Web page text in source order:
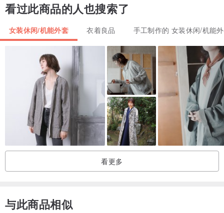
商 品 简 介
▫版型修身，拉长比例
▫每台电脑皆有些许色差，商品颜色以实物为准
保 养 须 知
▫建议干洗或手洗，自然晾干
▫请勿长久浸泡、机器脱水或烘干
看过此商品的人也搜索了
女装休闲/机能外套 衣着良品 手工制作的 女装休闲/机能
看更多
与此商品相似